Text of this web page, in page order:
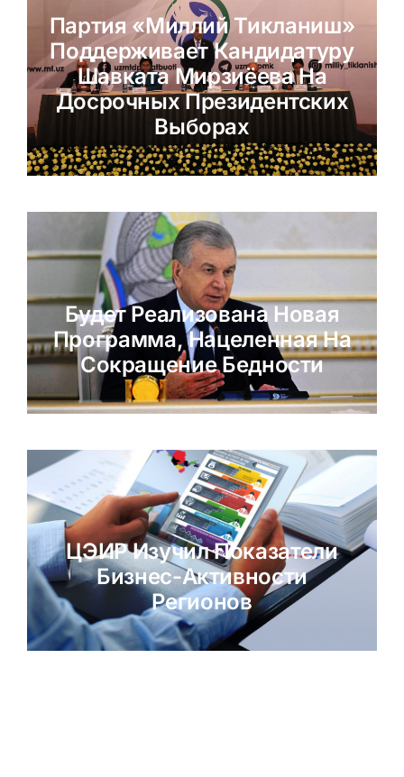
Партия «Миллий Тикланиш»
Поддерживает Кандидатуру
Шавката Мирзиёева На
Досрочных Президентских
Выборах
Будет Реализована Новая
Программа, Нацеленная На
Сокращение Бедности
ЦЭИР Изучил Показатели
Бизнес-Активности
Регионов